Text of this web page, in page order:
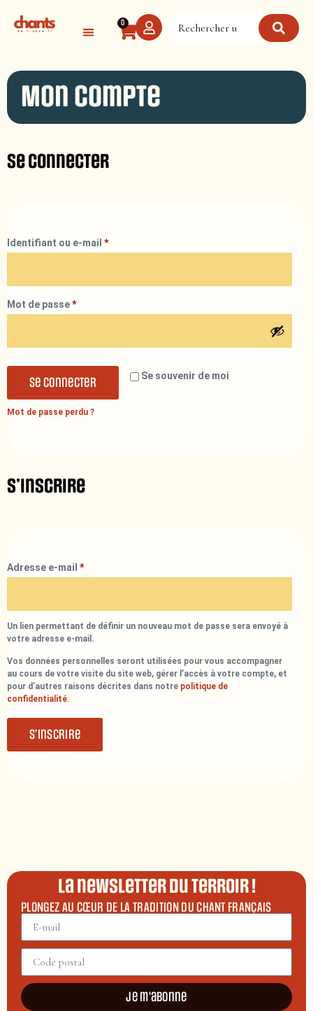
0
Mon compte
Se connecter
Identifiant ou e-mail *
Mot de passe*
Se souvenir de moi
Se connecter
Mot de passe perdu ?
S’inscrire
Adresse e-mail *
Un lien permettant de définir un nouveau mot de passe sera envoyé à
votre adresse e-mail.
Vos données personnelles seront utilisées pour vous accompagner
au cours de votre visite du site web, gérer l’accès à votre compte, et
pour d’autres raisons décrites dans notre politique de
confidentialité.
S’inscrire
La newsletter du terroir !
PLONGEZ AU CŒUR DE LA TRADITION DU CHANT FRANÇAIS
Je m'abonne